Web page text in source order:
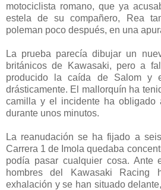
motociclista romano, que ya
estela de su compañero, Rea
poleman poco después, en una
La prueba parecía dibujar un
británicos de Kawasaki, pero a
producido la caída de Salom y
drásticamente. El mallorquín ha
camilla y el incidente ha obligado
durante unos minutos.
La reanudación se ha fijado a
Carrera 1 de Imola quedaba
podía pasar cualquier cosa. Ante
hombres del Kawasaki Racing
exhalación y se han situado